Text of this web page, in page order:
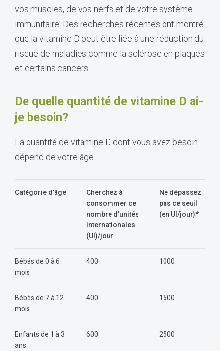
vos muscles, de vos nerfs et de votre système
immunitaire. Des recherches récentes ont montré
que la vitamine D peut être liée à une réduction du
risque de maladies comme la sclérose en plaques
et certains cancers.
De quelle quantité de vitamine D ai-
je besoin?
La quantité de vitamine D dont vous avez besoin
dépend de votre âge.
Catégorie d’âge
Cherchez à
consommer ce
nombre d’unités
internationales
(UI)/jour
Ne dépassez
pas ce seuil
(en UI/jour)*
Bébés de 0 à 6
mois
400 1000
Bébés de 7 à 12
mois
400 1500
Enfants de 1 à 3
ans
600 2500